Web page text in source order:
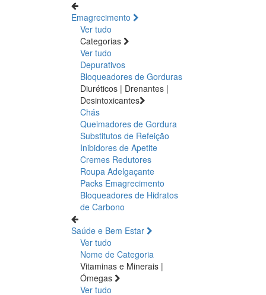
Emagrecimento
Ver tudo
Categorias
Ver tudo
Depurativos
Bloqueadores de Gorduras
Diuréticos | Drenantes |
Desintoxicantes
Chás
Queimadores de Gordura
Substitutos de Refeição
Inibidores de Apetite
Cremes Redutores
Roupa Adelgaçante
Packs Emagrecimento
Bloqueadores de Hidratos
de Carbono
Saúde e Bem Estar
Ver tudo
Nome de Categoria
Vitaminas e Minerais |
Ómegas
Ver tudo